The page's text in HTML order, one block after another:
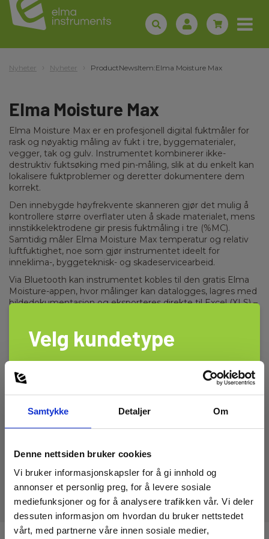
Samtykke Detaljer Om
Denne nettsiden bruker cookies
Vi bruker informasjonskapsler for å gi innhold og
annonser et personlig preg, for å levere sosiale
mediefunksjoner og for å analysere trafikken vår. Vi deler
dessuten informasjon om hvordan du bruker nettstedet
vårt, med partnerne våre innen sosiale medier,
Nyheter Nyheter ProductNewsItem:Elma Moisture Max
Elma Moisture Max
Elma Moisture Max er en profesjonell digital fuktmåler for
rask og nøyaktig måling av fukt i tre, byggematerialer,
vegger, tak og gulv. Instrumentet kombinerer ikke-
destruktiv fuktsøking med pin-måling, slik at du enkelt kan
lokalisere fuktproblemer og deretter dokumentere dem
korrekt.
Den innebygde høyfrekvente skanneren gjør det mulig å
kontrollere større overflater uten å skade materialet, mens
innstikkelektrodene gir presis fuktmåling i tre (%MC).
Samtidig måler Elma Moisture Max temperatur og relativ
luftfuktighet, noe som gjør instrumentet ideelt for
inneklima-, byggeteknisk- og skadeservicearbeid.
Via Bluetooth kan instrumentet kobles til den gratis Elma
Moisture-appen, hvor målinger kan datalogges, lagres med
bildedokumentasjon og eksporteres direkte til Excel (XLS) –
Nøkkelfunksjoner
Fuktmåler med ikke-destruktiv skanning (REL) og
Innebygd temperatur- og luftfuktighetsmåling
Farge-LCD med tydelig DRY / AT RISK / WET-
indikasjon
Bluetooth-tilkobling til smarttelefon og nettbrett
eksport
Elma Moisture Max leveres med ekstern pin-probe, manual
og veske for sikker oppbevaring.
Velg kundetype